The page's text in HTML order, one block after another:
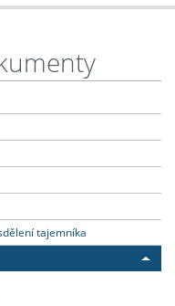
tajemníka